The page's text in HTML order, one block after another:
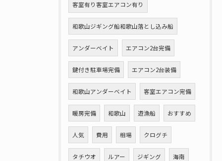
客室有り客室エアコン有り
和歌山ジギング船和歌山落とし込み船
アンダーベイト エアコン2台完備
鍵付き駐車場完備 エアコン2台装備
和歌山アンダーベイト 客室エアコン完備
暖房完備 和歌山 遊漁船 おすすめ
人気 費用 相場 クログチ
タチウオ ルアー ジギング 海南